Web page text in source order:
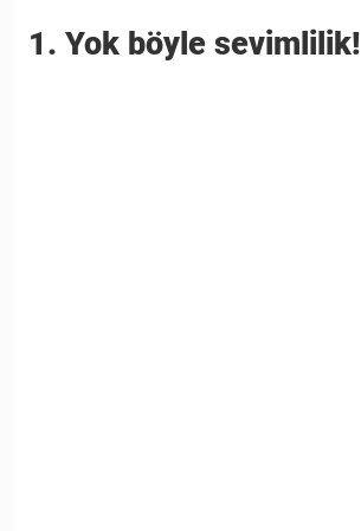
1. Yok böyle sevimlilik!